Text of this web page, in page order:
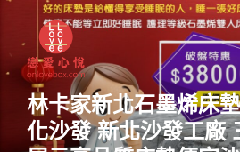
林卡家新北石墨烯床
化沙發 新北沙發工廠